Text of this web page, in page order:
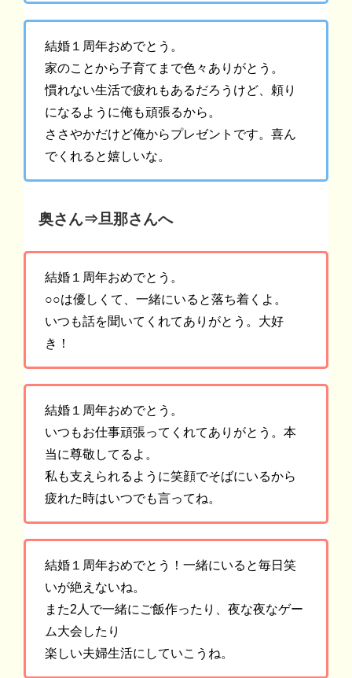
結婚１周年おめでとう。
家のことから子育てまで色々ありがとう。
慣れない生活で疲れもあるだろうけど、頼り
になるように俺も頑張るから。
ささやかだけど俺からプレゼントです。喜ん
でくれると嬉しいな。
奥さん⇒旦那さんへ
結婚１周年おめでとう。
○○は優しくて、一緒にいると落ち着くよ。
いつも話を聞いてくれてありがとう。大好
き！
結婚１周年おめでとう。
いつもお仕事頑張ってくれてありがとう。本
当に尊敬してるよ。
私も支えられるように笑顔でそばにいるから
疲れた時はいつでも言ってね。
結婚１周年おめでとう！一緒にいると毎日笑
いが絶えないね。
また2人で一緒にご飯作ったり、夜な夜なゲー
ム大会したり
楽しい夫婦生活にしていこうね。